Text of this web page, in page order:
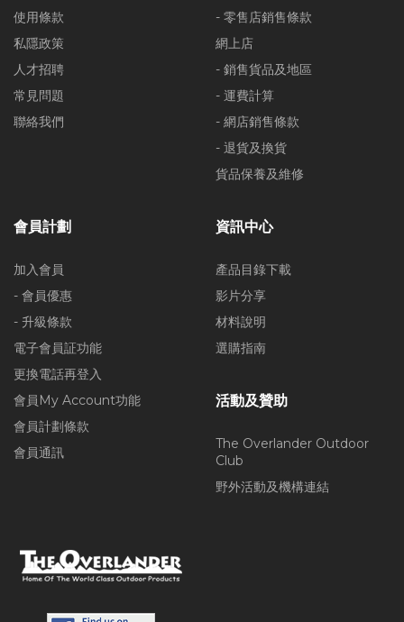
使用條款
私隱政策
人才招聘
常見問題
聯絡我們
- 零售店銷售條款
網上店
- 銷售貨品及地區
- 運費計算
- 網店銷售條款
- 退貨及換貨
貨品保養及維修
會員計劃
加入會員
- 會員優惠
- 升級條款
電子會員証功能
更換電話再登入
會員My Account功能
會員計劃條款
會員通訊
資訊中心
產品目錄下載
影片分享
材料說明
選購指南
活動及贊助
The Overlander Outdoor
Club
野外活動及機構連結